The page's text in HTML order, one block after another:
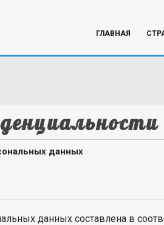
ГЛАВНАЯ
данных
данных составлена в